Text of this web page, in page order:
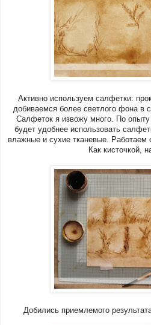
Активно используем салфетки:
добиваемся более светлого фона в
Салфеток я извожу много. По опыту
будет удобнее использовать
влажные и сухие тканевые. Работаем
Как кисточкой,
Добились приемлемого